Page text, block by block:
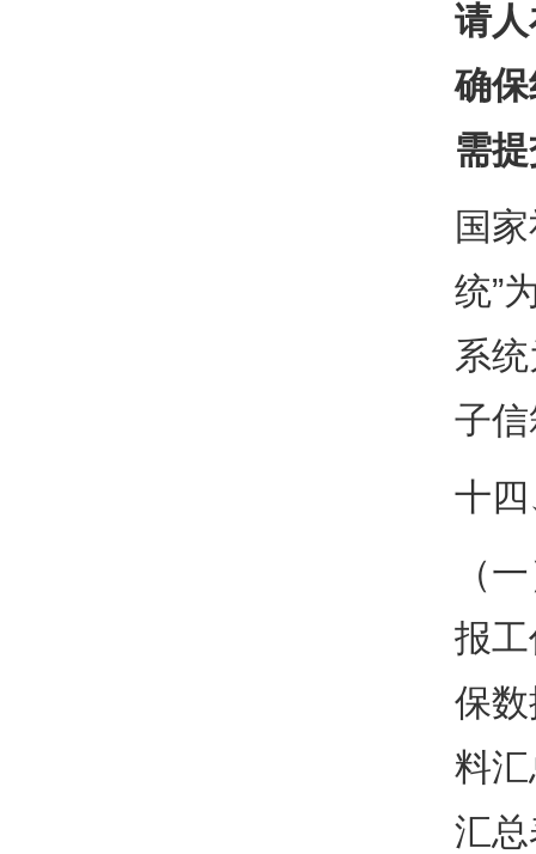
请
确
需
国
统”
系
子
十
（
报
保
料
汇